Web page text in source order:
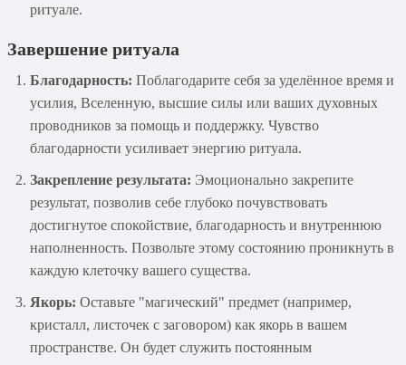
ритуале.
Завершение ритуала
Благодарность: Поблагодарите себя за уделённое время и
усилия, Вселенную, высшие силы или ваших духовных
проводников за помощь и поддержку. Чувство
благодарности усиливает энергию ритуала.
Закрепление результата: Эмоционально закрепите
результат, позволив себе глубоко почувствовать
достигнутое спокойствие, благодарность и внутреннюю
наполненность. Позвольте этому состоянию проникнуть в
каждую клеточку вашего существа.
Якорь: Оставьте "магический" предмет (например,
кристалл, листочек с заговором) как якорь в вашем
пространстве. Он будет служить постоянным